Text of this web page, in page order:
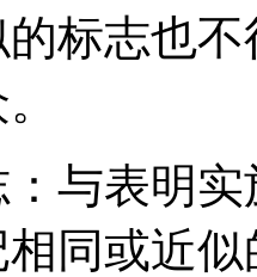
标志也
与表明
同或近